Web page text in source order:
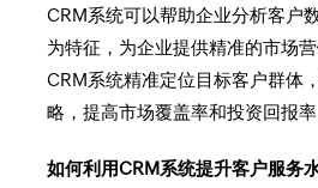
CRM系统可以帮助企业分析客户
为特征，为企业提供精准的市场
CRM系统精准定位目标客户群体
略，提高市场覆盖率和投资回报率
如何利用CRM系统提升客户服务